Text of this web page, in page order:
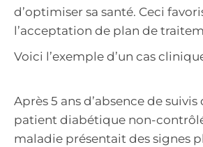
d’optimiser sa santé. Ceci
l’acceptation de plan de
Voici l’exemple d’un cas
Après 5 ans d’absence de
patient diabétique non-
maladie présentait des signes